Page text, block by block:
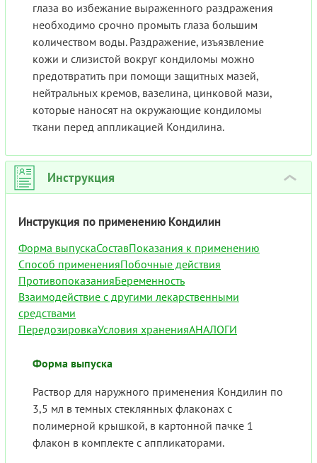
глаза во избежание выраженного раздражения
необходимо срочно промыть глаза большим
количеством воды. Раздражение, изъязвление
кожи и слизистой вокруг кондиломы можно
предотвратить при помощи защитных мазей,
нейтральных кремов, вазелина, цинковой мази,
которые наносят на окружающие кондиломы
ткани перед аппликацией Кондилина.
Инструкция ›
Инструкция по применению Кондилин
Форма выпускаСоставПоказания к применению
Способ примененияПобочные действия
ПротивопоказанияБеременность
Взаимодействие с другими лекарственными
средствами
ПередозировкаУсловия храненияАНАЛОГИ
Форма выпуска
Раствор для наружного применения Кондилин по
3,5 мл в темных стеклянных флаконах с
полимерной крышкой, в картонной пачке 1
флакон в комплекте с аппликаторами.